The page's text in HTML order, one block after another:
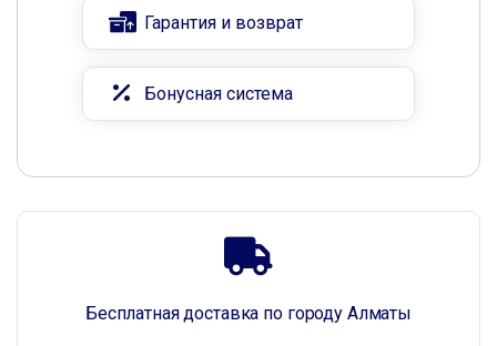
Бесплатная доставка по городу Алматы
Гарантия и возврат
Бонусная система